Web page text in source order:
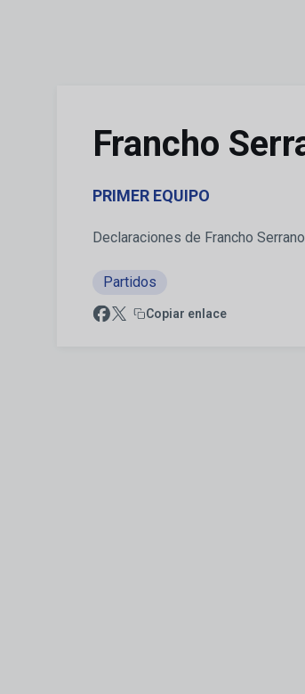
Francho
PRIMER EQUIPO
Declaraciones de Francho
Partidos
Copiar enlace